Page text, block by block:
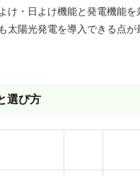
け・日よけ機能と発電機能を
太陽光発電を導入できる点が
選び方